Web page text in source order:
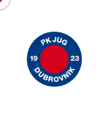
Skip
content